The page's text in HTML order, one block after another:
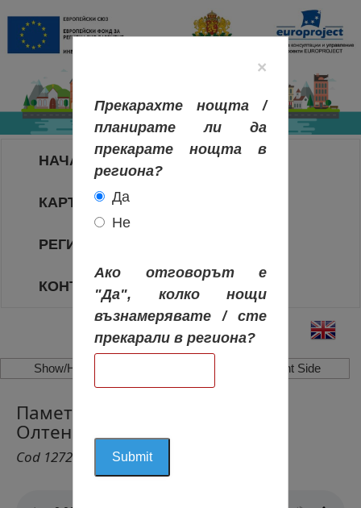
НАЧАЛО
КАРТА НА РЕГИОНИТЕ
РЕГИОНИ
КОНТАКТИ
Show/Hide Left Side Show/Hide Right Side
Паметникът на Руските Герои,
Олтеница
Cod 1272
×
Прекарахте нощта /
планирате ли да
прекарате нощта в
региона?
Да
Не
Ако отговорът е
"Да", колко нощи
възнамерявате / сте
прекарали в региона?